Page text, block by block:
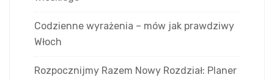
Codzienne wyrażenia – mów jak prawdziwy
Włoch
Rozpocznijmy Razem Nowy Rozdział: Planer